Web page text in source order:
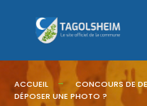
ACCUEIL
CONCOURS DE
DÉPOSER UNE PHOTO ?
for: